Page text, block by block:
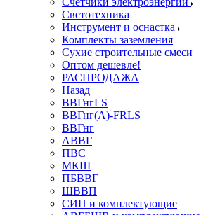
Светотехника
Инструмент и оснастка
Комплекты заземления
Сухие строительные смеси
Оптом дешевле!
РАСПРОДАЖА
Назад
ВВГнгLS
ВВГнг(А)-FRLS
ВВГнг
АВВГ
ПВС
МКШ
ПБВВГ
ШВВП
СИП и комплектующие